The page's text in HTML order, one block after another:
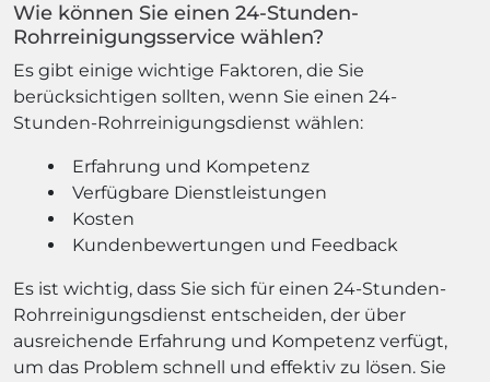
Wie können Sie einen 24-Stunden-
Rohrreinigungsservice wählen?
Es gibt einige wichtige Faktoren, die Sie
berücksichtigen sollten, wenn Sie einen 24-
Stunden-Rohrreinigungsdienst wählen:
Erfahrung und Kompetenz
Verfügbare Dienstleistungen
Kosten
Kundenbewertungen und Feedback
Es ist wichtig, dass Sie sich für einen 24-Stunden-
Rohrreinigungsdienst entscheiden, der über
ausreichende Erfahrung und Kompetenz verfügt,
um das Problem schnell und effektiv zu lösen. Sie